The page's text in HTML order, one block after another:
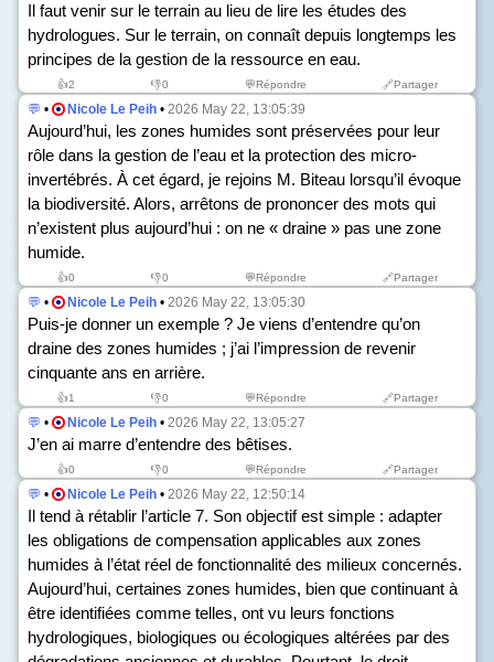
Il faut venir sur le terrain au lieu de lire les études des
hydrologues. Sur le terrain, on connaît depuis longtemps les
principes de la gestion de la ressource en eau.
👍2 👎0 💬Répondre 🔗Partager
💬 • Nicole Le Peih • 2026 May 22, 13:05:39
Aujourd’hui, les zones humides sont préservées pour leur
rôle dans la gestion de l’eau et la protection des micro-
invertébrés. À cet égard, je rejoins M. Biteau lorsqu’il évoque
la biodiversité. Alors, arrêtons de prononcer des mots qui
n’existent plus aujourd’hui : on ne « draine » pas une zone
humide.
👍0 👎0 💬Répondre 🔗Partager
💬 • Nicole Le Peih • 2026 May 22, 13:05:30
Puis-je donner un exemple ? Je viens d’entendre qu’on
draine des zones humides ; j’ai l’impression de revenir
cinquante ans en arrière.
👍1 👎0 💬Répondre 🔗Partager
💬 • Nicole Le Peih • 2026 May 22, 13:05:27
J’en ai marre d’entendre des bêtises.
👍0 👎0 💬Répondre 🔗Partager
💬 • Nicole Le Peih • 2026 May 22, 12:50:14
Il tend à rétablir l’article 7. Son objectif est simple : adapter
les obligations de compensation applicables aux zones
humides à l’état réel de fonctionnalité des milieux concernés.
Aujourd’hui, certaines zones humides, bien que continuant à
être identifiées comme telles, ont vu leurs fonctions
hydrologiques, biologiques ou écologiques altérées par des